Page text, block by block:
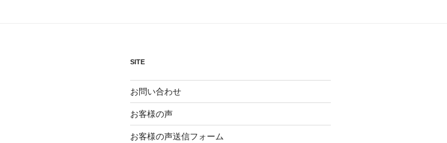
シ
ョ
ン
SITE
お問い合わせ
お客様の声
お客様の声送信フォーム